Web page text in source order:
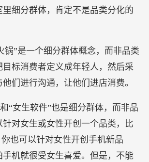
细分群体，肯定不是品类分化的
锅”是一个细分群体概念，而非品类
目标消费者定义成年轻人，然后采
们进行沟通，让他们进店消费。
“女生软件”也是细分群体，而非品
针对女生或女性开创一个品类，比
也可以针对女性开创手机新品
手机就很受女生喜爱。但是，不能